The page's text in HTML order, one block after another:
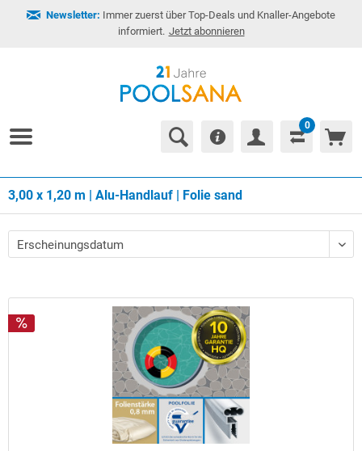
Newsletter: Immer zuerst über Top-Deals und Knaller-Angebote
informiert. Jetzt abonnieren
0
3,00 x 1,20 m | Alu-Handlauf | Folie sand